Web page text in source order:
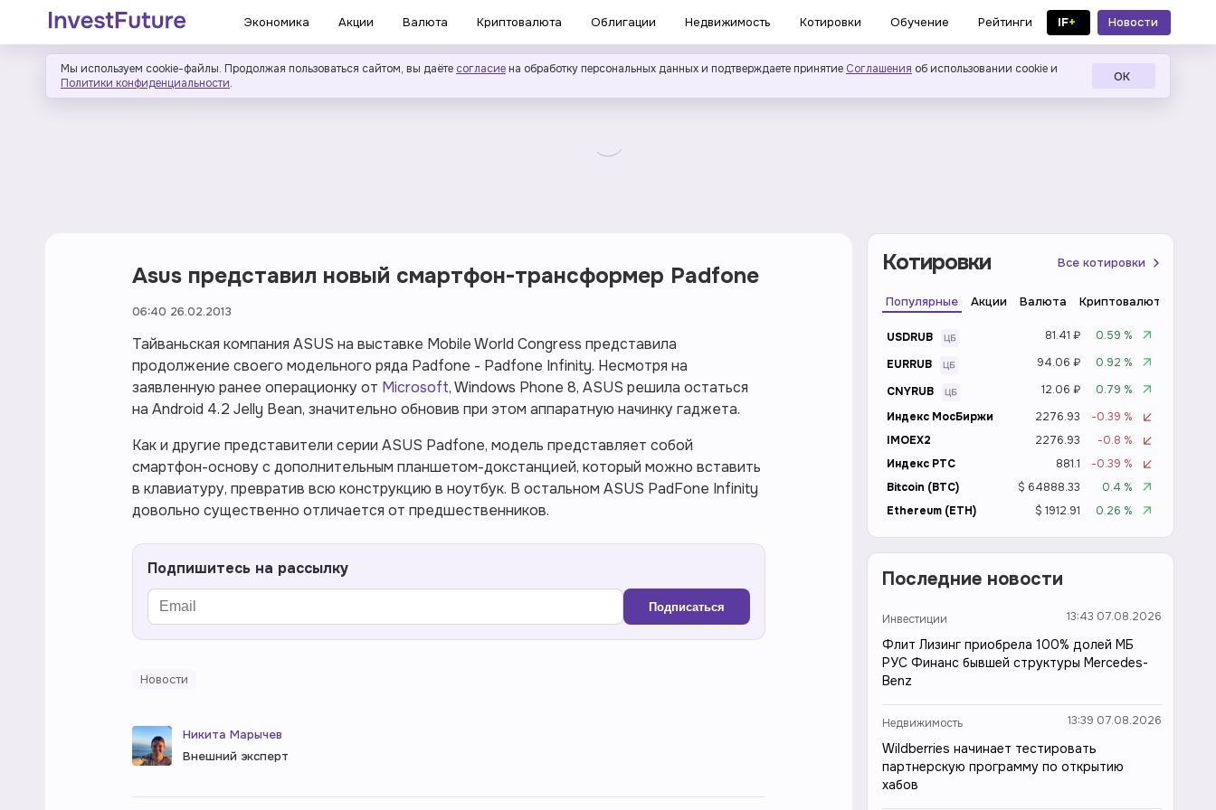
Экономика Акции Валюта Криптовалюта Облигации Недвижимость Котировки Обучение Рейтинги IF+
Новости
в MAX
Мы используем cookie-файлы. Продолжая пользоваться сайтом, вы даёте согласие на обработку персональных данных и подтверждаете принятие Соглашения об использовании cookie и
Политики конфиденциальности. ОК
Asus представил новый смартфон-трансформер Padfone
06:40 26.02.2013
Тайваньская компания ASUS на выставке Mobile World Congress представила
продолжение своего модельного ряда Padfone - Padfone Infinity. Несмотря на
заявленную ранее операционку от Microsoft, Windows Phone 8, ASUS решила остаться
на Android 4.2 Jelly Bean, значительно обновив при этом аппаратную начинку гаджета.
Как и другие представители серии ASUS Padfone, модель представляет собой
смартфон-основу с дополнительным планшетом-докстанцией, который можно вставить
в клавиатуру, превратив всю конструкцию в ноутбук. В остальном ASUS PadFone Infinity
довольно существенно отличается от предшественников.
Подпишитесь на рассылку
Подписаться
Новости
Никита Марычев
Внешний эксперт
Котировки Все котировки
Популярные Акции Валюта Криптовалюта
USDRUB 81.41 ₽
0.59 %
EURRUB
94.06 ₽
0.92 %
CNYRUB
12.06 ₽
0.79 %
Индекс МосБиржи
2276.93
-0.39 %
IMOEX2
2276.93
-0.8 %
Индекс РТС
881.1
-0.39 %
Bitcoin (BTC)
$ 64888.33
0.4 %
Ethereum (ETH)
$ 1912.91 0.26 %
Последние новости
Инвестиции 13:43 07.08.2026
Флит Лизинг приобрела 100% долей МБ
РУС Финанс бывшей структуры Mercedes-
Benz
Недвижимость 13:39 07.08.2026
Wildberries начинает тестировать
партнерскую программу по открытию
хабов